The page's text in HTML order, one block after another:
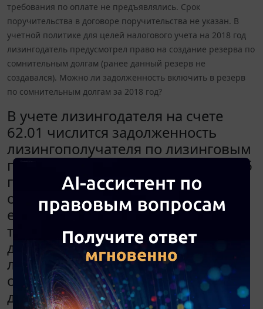
требования по оплате не предъявлялись. Срок
поручительства в договоре поручительства не указан. В
учетной политике для целей налогового учета на 2018 год
лизингодатель предусмотрел право на создание резерва по
сомнительным долгам (ранее данный резерв не
создавался). Можно ли задолженность включить в резерв
по сомнительным долгам за 2018 год?
В учете лизингодателя на счете
62.01 числится задолженность
лизингополучателя по лизинговым
платежам за период с декабря 2016
года по декабрь 2017 года. Срок
оплаты лизинговых платежей -
ежемесячно, не позднее 10 числа
текущего месяца. При заключении
договора лизинга с
лизингополучателем
одновременно был подписан
договор поручительства с